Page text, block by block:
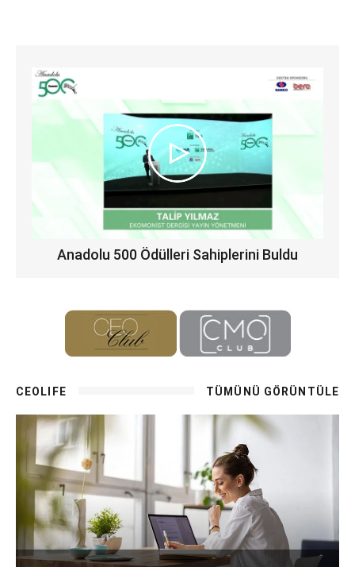
Anadolu 500 Ödülleri Sahiplerini Buldu
CEOLIFE TÜMÜNÜ GÖRÜNTÜLE